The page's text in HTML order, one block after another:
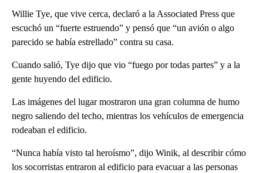
Willie Tye, que vive cerca, declaró a la Associated Press que
escuchó un “fuerte estruendo” y pensó que “un avión o algo
parecido se había estrellado” contra su casa.
Cuando salió, Tye dijo que vio “fuego por todas partes” y a la
gente huyendo del edificio.
Las imágenes del lugar mostraron una gran columna de humo
negro saliendo del techo, mientras los vehículos de emergencia
rodeaban el edificio.
“Nunca había visto tal heroísmo”, dijo Winik, al describir cómo
los socorristas entraron al edificio para evacuar a las personas